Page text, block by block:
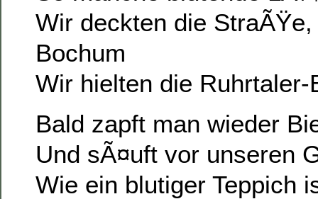
Wir deckten die
Bochum
Wir hielten die
Bald zapft man wieder
Und sÃ¤uft vor unseren
Wie ein blutiger Teppich